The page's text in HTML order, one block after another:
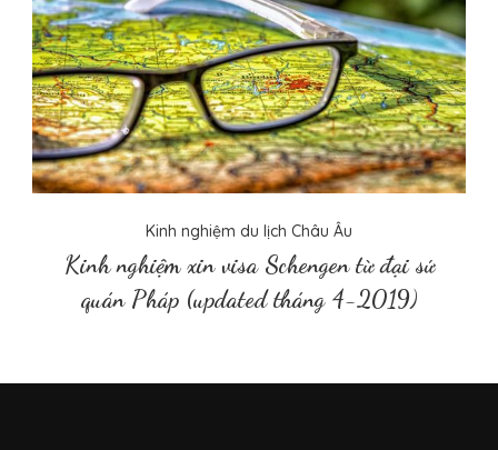
Kinh nghiệm du lịch Châu Âu
Kinh nghiệm xin visa Schengen từ đại sứ
quán Pháp (updated tháng 4-2019)